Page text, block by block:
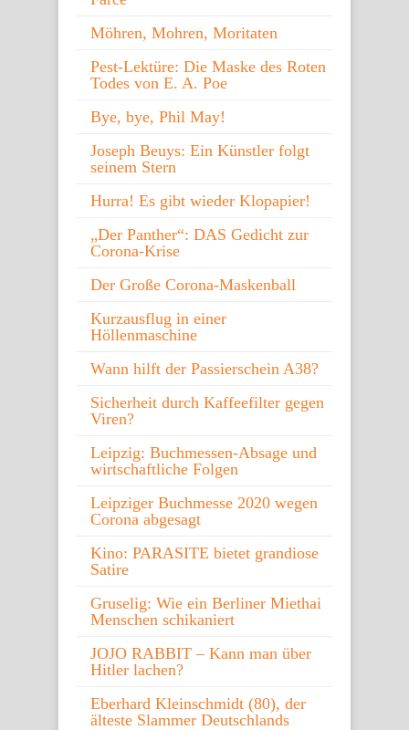
Möhren, Mohren, Moritaten
Pest-Lektüre: Die Maske des Roten
Todes von E. A. Poe
Bye, bye, Phil May!
Joseph Beuys: Ein Künstler folgt
seinem Stern
Hurra! Es gibt wieder Klopapier!
„Der Panther“: DAS Gedicht zur
Corona-Krise
Der Große Corona-Maskenball
Kurzausflug in einer
Höllenmaschine
Wann hilft der Passierschein A38?
Sicherheit durch Kaffeefilter gegen
Viren?
Leipzig: Buchmessen-Absage und
wirtschaftliche Folgen
Leipziger Buchmesse 2020 wegen
Corona abgesagt
Kino: PARASITE bietet grandiose
Satire
Gruselig: Wie ein Berliner Miethai
Menschen schikaniert
JOJO RABBIT – Kann man über
Hitler lachen?
Eberhard Kleinschmidt (80), der
älteste Slammer Deutschlands